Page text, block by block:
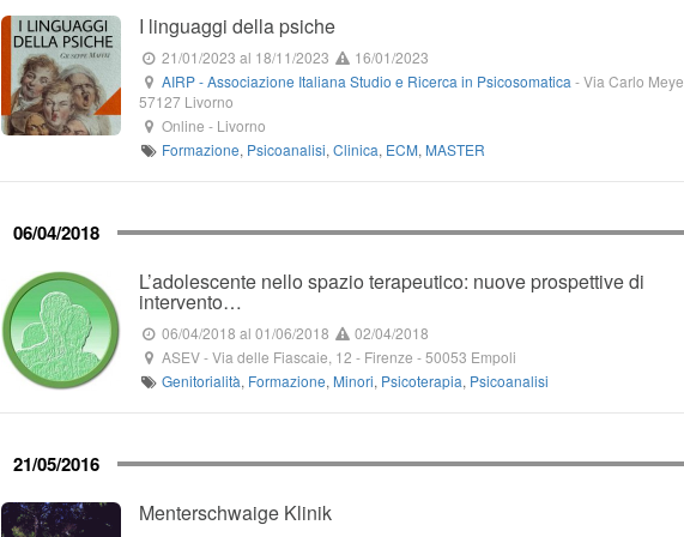
I linguaggi della psiche
21/01/2023 al 18/11/2023
16/01/2023
AIRP - Associazione Italiana Studio e Ricerca in Psicosomatica -Via Carlo
57127 Livorno
Online - Livorno
Formazione, Psicoanalisi, Clinica, ECM, MASTER
06/04/2018
L’adolescente nello spazio terapeutico: nuove prospettive di
intervento…
06/04/2018 al 01/06/2018
02/04/2018
ASEV-Via delle Fiascaie, 12 - Firenze -50053 Empoli
Genitorialità, Formazione, Minori, Psicoterapia, Psicoanalisi
21/05/2016
Menterschwaige Klinik